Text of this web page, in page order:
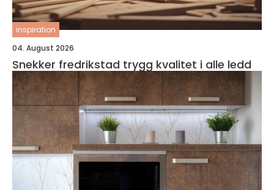
inspiration
04. August 2026
Snekker fredrikstad trygg kvalitet i alle ledd